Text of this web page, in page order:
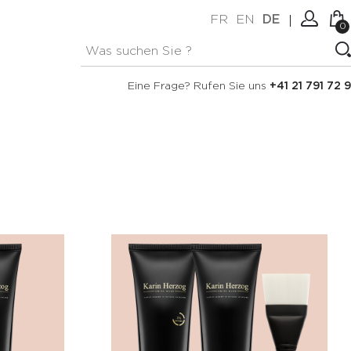
Eine Frage? Rufen Sie uns +41 21 791 72
FR EN DE
Verbindung
0
Keine Artikel im Warenkorb.